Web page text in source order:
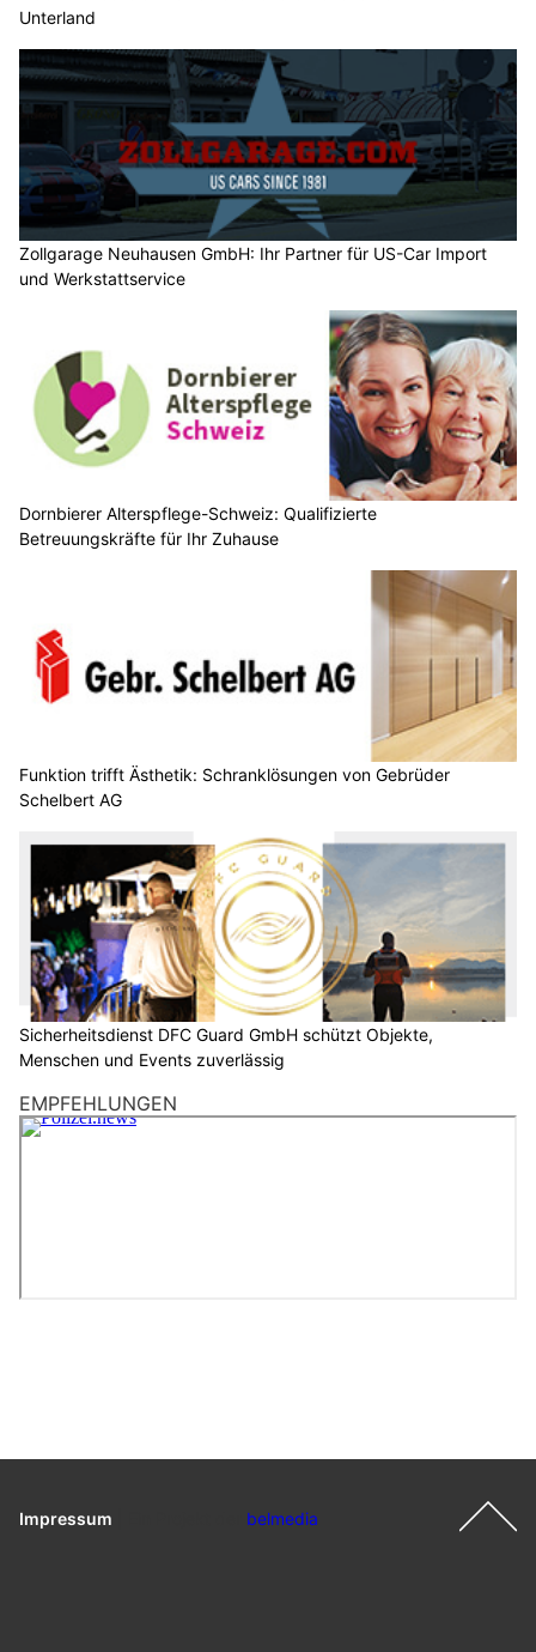
Unterland
Zollgarage Neuhausen GmbH: Ihr Partner für US-Car Import
und Werkstattservice
Dornbierer Alterspflege-Schweiz: Qualifizierte
Betreuungskräfte für Ihr Zuhause
Funktion trifft Ästhetik: Schranklösungen von Gebrüder
Schelbert AG
Sicherheitsdienst DFC Guard GmbH schützt Objekte,
Menschen und Events zuverlässig
EMPFEHLUNGEN
Impressum belmedia